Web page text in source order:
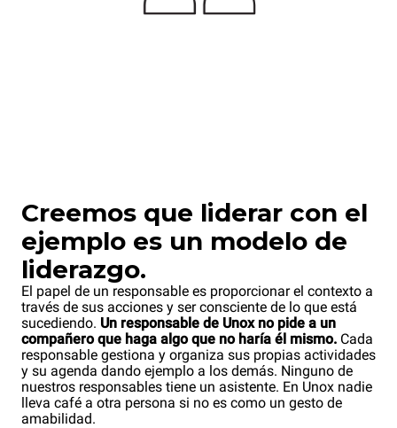
Creemos que liderar con el
ejemplo es un modelo de
liderazgo.
El papel de un responsable es proporcionar el contexto a
través de sus acciones y ser consciente de lo que está
sucediendo. Un responsable de Unox no pide a un
compañero que haga algo que no haría él mismo. Cada
responsable gestiona y organiza sus propias actividades
y su agenda dando ejemplo a los demás. Ninguno de
nuestros responsables tiene un asistente. En Unox nadie
lleva café a otra persona si no es como un gesto de
amabilidad.